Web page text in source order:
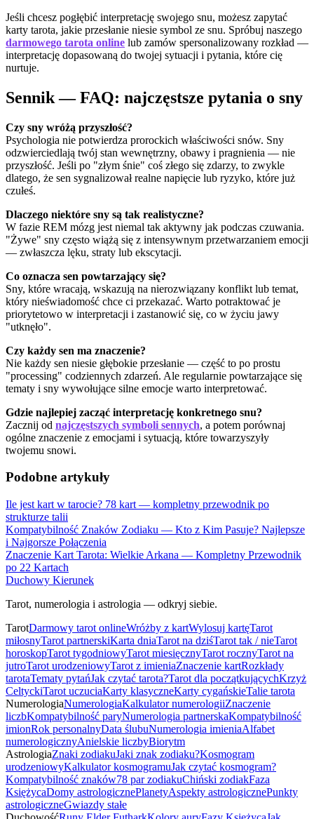
Jeśli chcesz pogłębić interpretację swojego snu, możesz zapytać
karty tarota, jakie przesłanie niesie symbol ze snu. Spróbuj naszego
darmowego tarota online lub zamów spersonalizowany rozkład —
interpretację dopasowaną do twojej sytuacji i pytania, które cię
nurtuje.
Sennik — FAQ: najczęstsze pytania o sny
Czy sny wróżą przyszłość?
Psychologia nie potwierdza prorockich właściwości snów. Sny
odzwierciedlają twój stan wewnętrzny, obawy i pragnienia — nie
przyszłość. Jeśli po "złym śnie" coś złego się zdarzy, to zwykle
dlatego, że sen sygnalizował realne napięcie lub ryzyko, które już
czułeś.
Dlaczego niektóre sny są tak realistyczne?
W fazie REM mózg jest niemal tak aktywny jak podczas czuwania.
"Żywe" sny często wiążą się z intensywnym przetwarzaniem emocji
— zwłaszcza lęku, straty lub ekscytacji.
Co oznacza sen powtarzający się?
Sny, które wracają, wskazują na nierozwiązany konflikt lub temat,
który nieświadomość chce ci przekazać. Warto potraktować je
priorytetowo w interpretacji i zastanowić się, co w życiu jawy
"utknęło".
Czy każdy sen ma znaczenie?
Nie każdy sen niesie głębokie przesłanie — część to po prostu
"processing" codziennych zdarzeń. Ale regularnie powtarzające się
tematy i sny wywołujące silne emocje warto interpretować.
Gdzie najlepiej zacząć interpretację konkretnego snu?
Zacznij od najczęstszych symboli sennych, a potem porównaj
ogólne znaczenie z emocjami i sytuacją, które towarzyszyły
twojemu snowi.
Podobne artykuły
Ile jest kart w tarocie? 78 kart — kompletny przewodnik po
strukturze talii
Kompatybilność Znaków Zodiaku — Kto z Kim Pasuje? Najlepsze
i Najgorsze Połączenia
Znaczenie Kart Tarota: Wielkie Arkana — Kompletny Przewodnik
po 22 Kartach
Duchowy Kierunek
Tarot, numerologia i astrologia — odkryj siebie.
TarotDarmowy tarot onlineWróżby z kartWylosuj kartęTarot
miłosnyTarot partnerskiKarta dniaTarot na dziśTarot tak / nieTarot
horoskopTarot tygodniowyTarot miesięcznyTarot rocznyTarot na
jutroTarot urodzeniowyTarot z imieniaZnaczenie kartRozkłady
tarotaTematy pytańJak czytać tarota?Tarot dla początkującychKrzyż
CeltyckiTarot uczuciaKarty klasyczneKarty cygańskieTalie tarota
NumerologiaNumerologiaKalkulator numerologiiZnaczenie
liczbKompatybilność paryNumerologia partnerskaKompatybilność
imionRok personalnyData ślubuNumerologia imieniaAlfabet
numerologicznyAnielskie liczbyBiorytm
AstrologiaZnaki zodiakuJaki znak zodiaku?Kosmogram
urodzeniowyKalkulator kosmogramuJak czytać kosmogram?
Kompatybilność znaków78 par zodiakuChiński zodiakFaza
KsiężycaDomy astrologicznePlanetyAspekty astrologicznePunkty
astrologiczneGwiazdy stałe